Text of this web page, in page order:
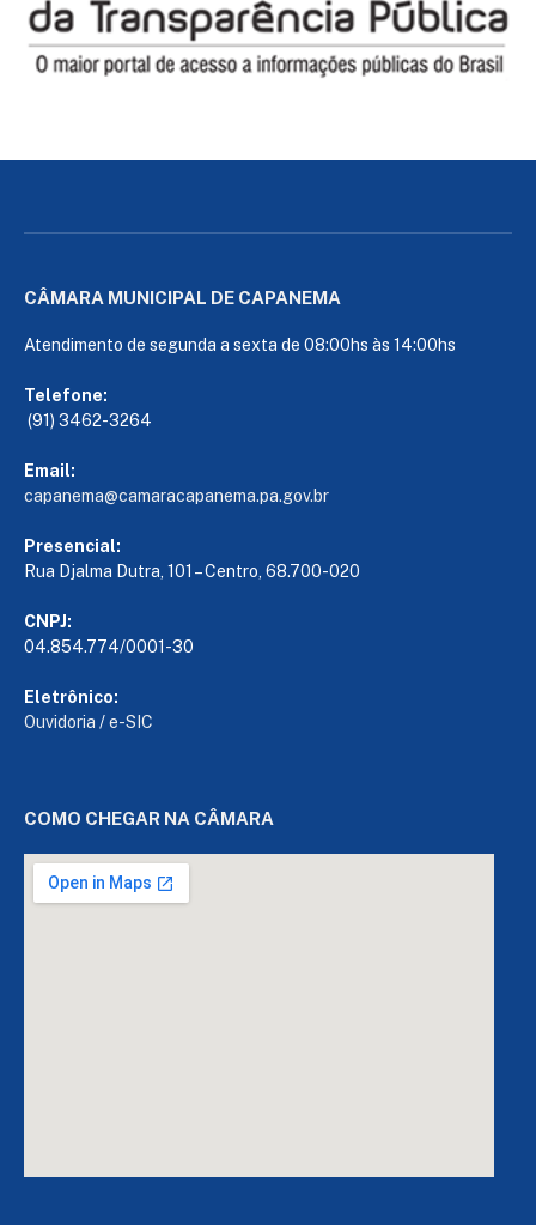
CÂMARA MUNICIPAL DE CAPANEMA
Atendimento de segunda a sexta de 08:00hs às 14:00hs
Telefone:
(91) 3462-3264
Email:
capanema@camaracapanema.pa.gov.br
Presencial:
Rua Djalma Dutra, 101 – Centro, 68.700-020
CNPJ:
04.854.774/0001-30
Eletrônico:
Ouvidoria /e-SIC
COMO CHEGAR NA CÂMARA